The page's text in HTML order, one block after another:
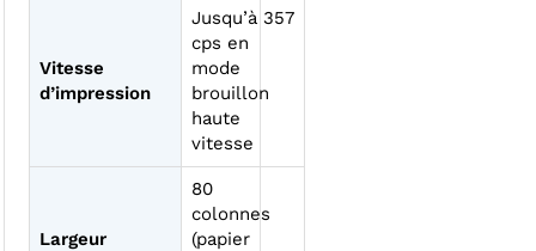
Vitesse
d’impression
Jusqu’à 357
cps en
mode
brouillon
haute
vitesse
Largeur
80
colonnes
(papier